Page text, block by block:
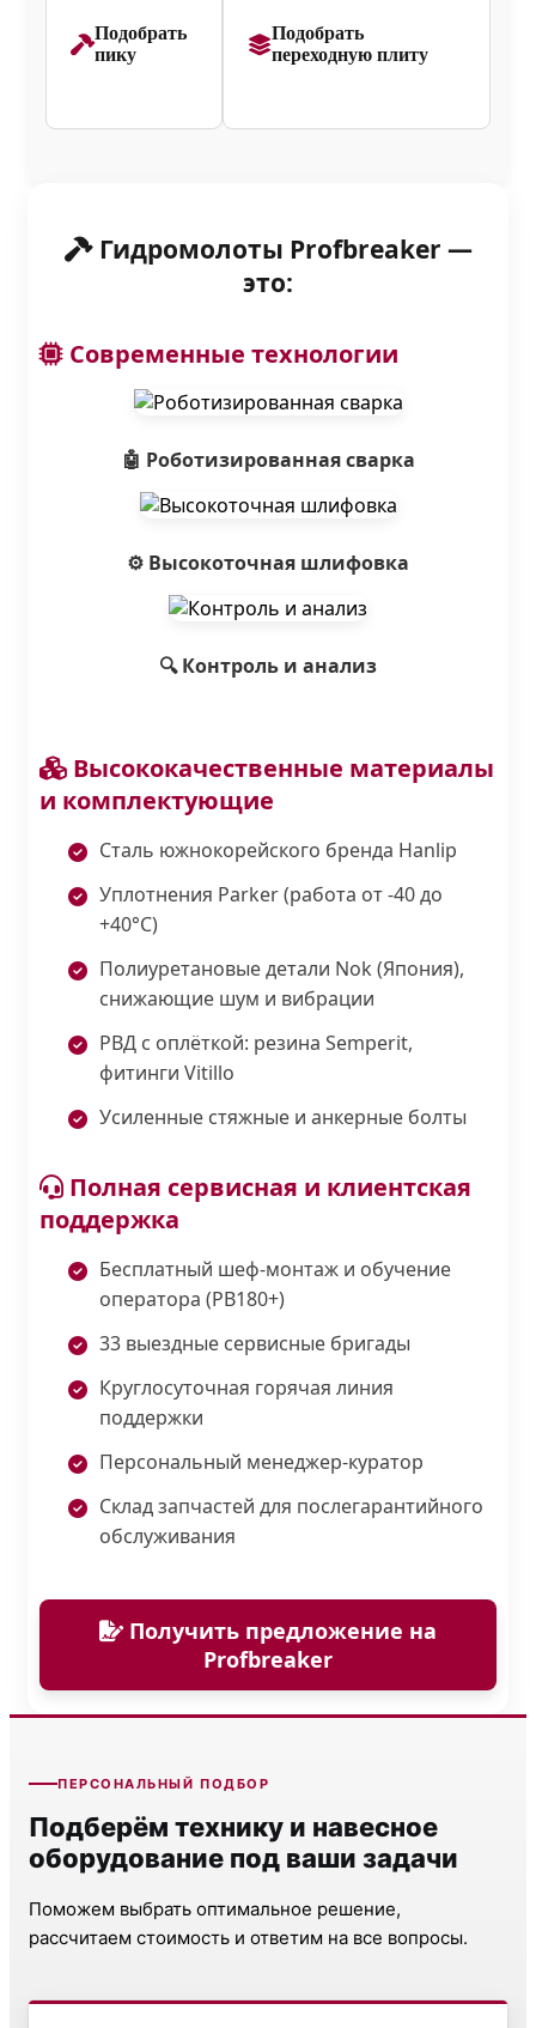
Подобрать
пику
Подобрать
переходную плиту
Гидромолоты Profbreaker —
это:
Современные технологии
🤖 Роботизированная сварка
⚙️ Высокоточная шлифовка
🔍 Контроль и анализ
Высококачественные материалы
и комплектующие
Сталь южнокорейского бренда Hanlip
Уплотнения Parker (работа от -40 до
+40°С)
Полиуретановые детали Nok (Япония),
снижающие шум и вибрации
РВД с оплёткой: резина Semperit,
фитинги Vitillo
Усиленные стяжные и анкерные болты
Полная сервисная и клиентская
поддержка
Бесплатный шеф-монтаж и обучение
оператора (PB180+)
33 выездные сервисные бригады
Круглосуточная горячая линия
поддержки
Персональный менеджер-куратор
Склад запчастей для послегарантийного
обслуживания
Получить предложение на
Profbreaker
ПЕРСОНАЛЬНЫЙ ПОДБОР
Подберём технику и навесное
оборудование под ваши задачи
Поможем выбрать оптимальное решение,
рассчитаем стоимость и ответим на все вопросы.